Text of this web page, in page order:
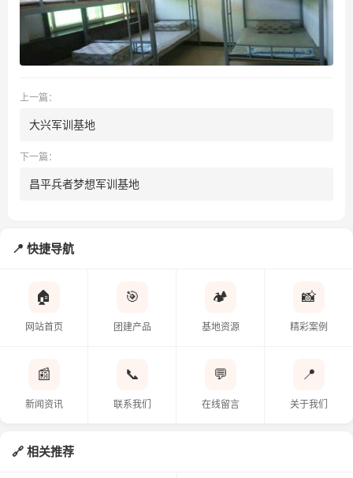
上一篇：
大兴军训基地
下一篇：
昌平兵者梦想军训基地
快捷导航
🏠
网站首页
🎯
团建产品
🏕️
基地资源
📸
精彩案例
📰
新闻资讯
📞
联系我们
💬
在线留言
📍
关于我们
相关推荐